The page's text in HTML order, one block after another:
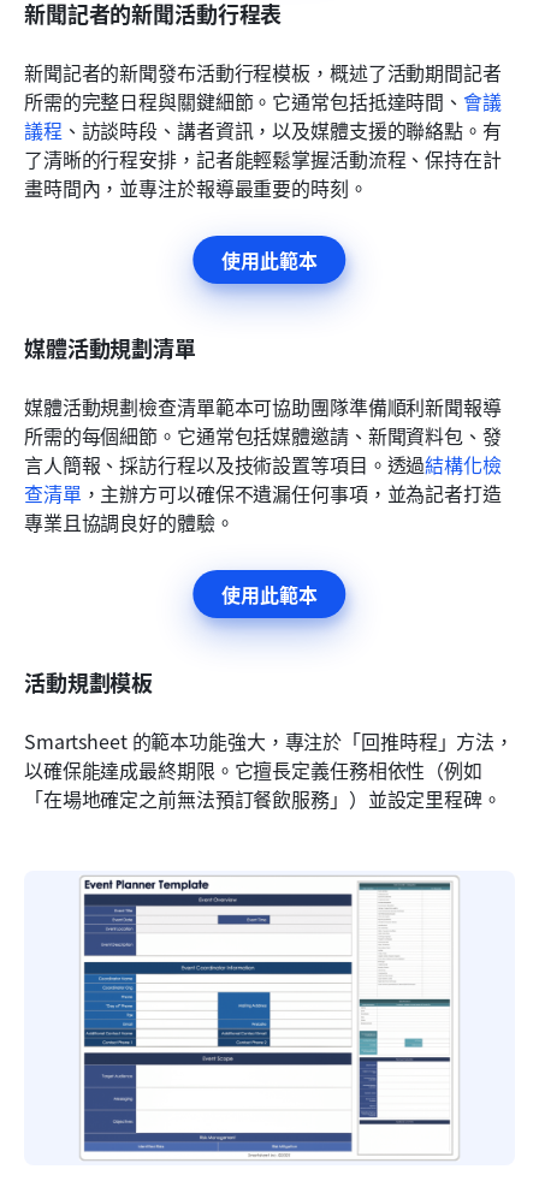
新聞記者的新聞活動行程表
新聞記者的新聞發布活動行程模板，概述了活動期間記者
所需的完整日程與關鍵細節。它通常包括抵達時間、會議
議程 、訪談時段、講者資訊，以及媒體支援的聯絡點。有
了清晰的行程安排，記者能輕鬆掌握活動流程、保持在計
畫時間內，並專注於報導最重要的時刻。
使用此範本
媒體活動規劃清單
媒體活動規劃檢查清單範本可協助團隊準備順利新聞報導
所需的每個細節。它通常包括媒體邀請、新聞資料包、發
言人簡報、採訪行程以及技術設置等項目。透過結構化檢
查清單 ，主辦方可以確保不遺漏任何事項，並為記者打造
專業且協調良好的體驗。
使用此範本
活動規劃模板
Smartsheet 的範本功能強大，專注於「回推時程」方法，
以確保能達成最終期限。它擅長定義任務相依性（例如
「在場地確定之前無法預訂餐飲服務」）並設定里程碑。